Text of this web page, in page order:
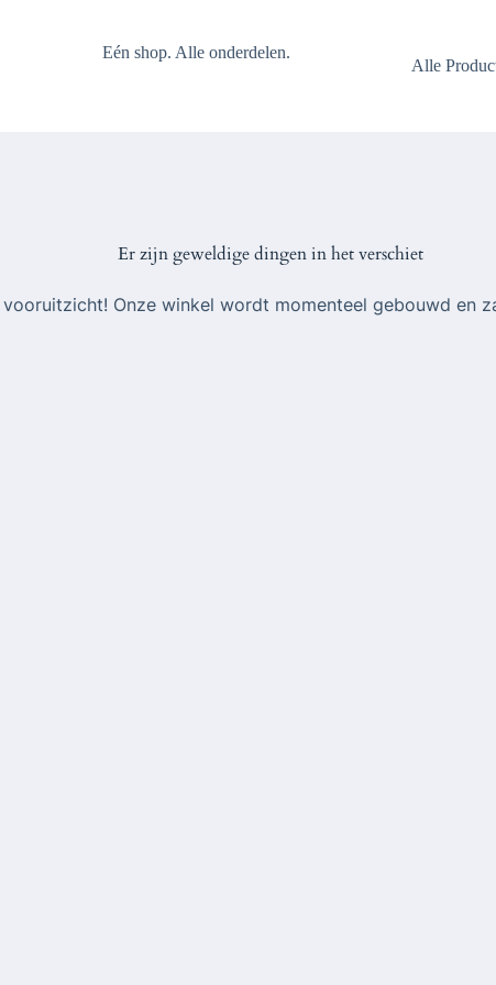
Eén shop. Alle onderdelen.
Alle
Er zijn geweldige dingen in het verschiet
Onze winkel wordt momenteel gebouwd en